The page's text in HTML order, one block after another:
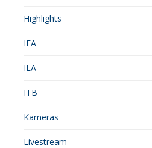
Highlights
IFA
ILA
ITB
Kameras
Livestream